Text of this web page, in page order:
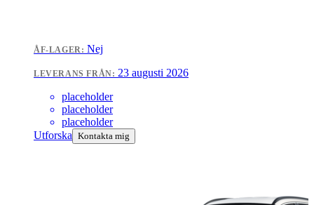
ÅF-LAGER: Nej
LEVERANS FRÅN: 23 augusti 2026
placeholder
placeholder
placeholder
Utforska Kontakta mig